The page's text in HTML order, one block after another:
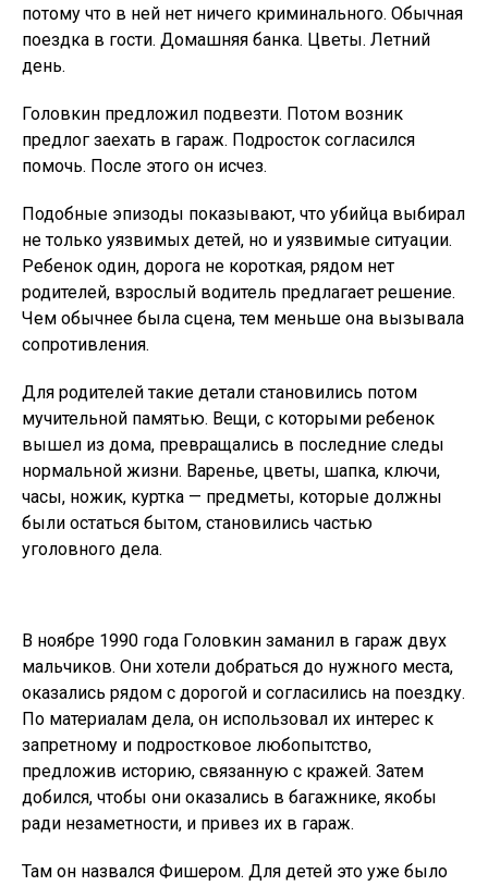
потому что в ней нет ничего криминального. Обычная
поездка в гости. Домашняя банка. Цветы. Летний
день.
Головкин предложил подвезти. Потом возник
предлог заехать в гараж. Подросток согласился
помочь. После этого он исчез.
Подобные эпизоды показывают, что убийца выбирал
не только уязвимых детей, но и уязвимые ситуации.
Ребенок один, дорога не короткая, рядом нет
родителей, взрослый водитель предлагает решение.
Чем обычнее была сцена, тем меньше она вызывала
сопротивления.
Для родителей такие детали становились потом
мучительной памятью. Вещи, с которыми ребенок
вышел из дома, превращались в последние следы
нормальной жизни. Варенье, цветы, шапка, ключи,
часы, ножик, куртка — предметы, которые должны
были остаться бытом, становились частью
уголовного дела.
В ноябре 1990 года Головкин заманил в гараж двух
мальчиков. Они хотели добраться до нужного места,
оказались рядом с дорогой и согласились на поездку.
По материалам дела, он использовал их интерес к
запретному и подростковое любопытство,
предложив историю, связанную с кражей. Затем
добился, чтобы они оказались в багажнике, якобы
ради незаметности, и привез их в гараж.
Там он назвался Фишером. Для детей это уже было